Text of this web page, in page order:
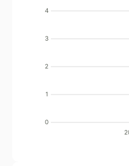
0
1
2
3
4